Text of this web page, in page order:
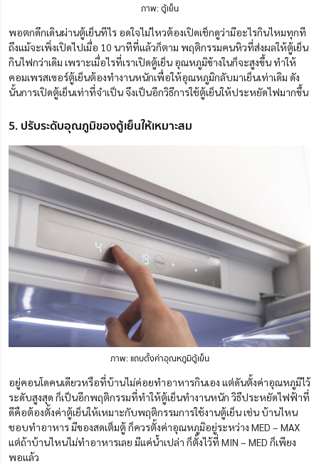
ภาพ: ตู้เย็น
พอตกดึกเดินผ่านตู้เย็นทีไร อดใจไม่ไหวต้องเปิดเช็กดูว่ามีอะไรกินไหมทุกที
ถึงแม้จะเพิ่งเปิดไปเมื่อ 10 นาทีที่แล้วก็ตาม พฤติกรรมคนหิวที่ส่งผลให้ตู้เย็น
กินไฟกว่าเดิม เพราะเมื่อไรที่เราเปิดตู้เย็น อุณหภูมิข้างในก็จะสูงขึ้น ทำให้
คอมเพรสเซอร์ตู้เย็นต้องทำงานหนักเพื่อให้อุณหภูมิกลับมาเย็นเท่าเดิม ดัง
นั้นการเปิดตู้เย็นเท่าที่จำเป็น จึงเป็นอีกวิธีการใช้ตู้เย็นให้ประหยัดไฟมากขึ้น
5. ปรับระดับอุณภูมิของตู้เย็นให้เหมาะสม
ภาพ: แถบตั้งค่าอุณหภูมิตู้เย็น
อยู่คอนโดคนเดียวหรือที่บ้านไม่ค่อยทำอาหารกินเอง แต่ดันตั้งค่าอุณหภูมิไว้
ระดับสูงสุด ก็เป็นอีกพฤติกรรมที่ทำให้ตู้เย็นทำงานหนัก วิธีประหยัดไฟฟ้าที่
ดีคือต้องตั้งค่าตู้เย็นให้เหมาะกับพฤติกรรมการใช้งานตู้เย็น เช่น บ้านไหน
ชอบทำอาหาร มีของสดเต็มตู้ ก็ควรตั้งค่าอุณหภูมิอยู่ระหว่าง MED – MAX
แต่ถ้าบ้านไหนไม่ทำอาหารเลย มีแค่น้ำเปล่า ก็ตั้งไว้ที่ MIN – MED ก็เพียง
พอแล้ว